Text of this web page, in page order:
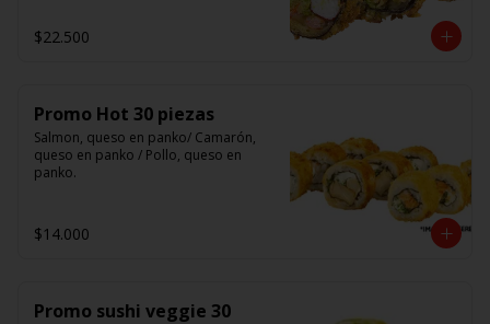
(Foto referencial)
$22.500
Promo Hot 30 piezas
Salmon, queso en panko/ Camarón,
queso en panko / Pollo, queso en
panko.
$14.000
Promo sushi veggie 30